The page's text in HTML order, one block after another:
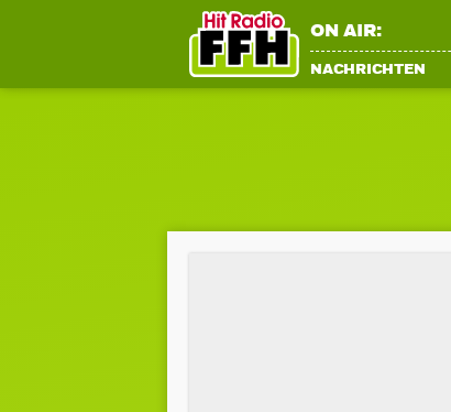
ON AIR:
NACHRICHTEN